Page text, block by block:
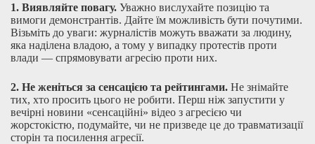
1. Виявляйте повагу. Уважно вислухайте позицію та
вимоги демонстрантів. Дайте їм можливість бути почутими.
Візьміть до уваги: журналістів можуть вважати за людину,
яка наділена владою, а тому у випадку протестів проти
влади — спрямовувати агресію проти них.
2. Не женіться за сенсацією та рейтингами. Не знімайте
тих, хто просить цього не робити. Перш ніж запустити у
вечірні новини «сенсаційні» відео з агресією чи
жорстокістю, подумайте, чи не призведе це до травматизації
сторін та посилення агресії.